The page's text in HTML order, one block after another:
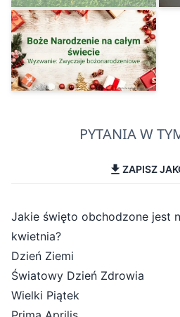
PYTANIA W
ZAPISZ
Jakie święto obchodzone jest
kwietnia?
Dzień Ziemi
Światowy Dzień Zdrowia
Wielki Piątek